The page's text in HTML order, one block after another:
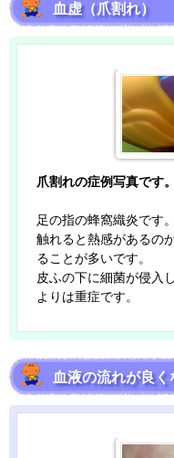
血虚（爪割れ）
爪割れの症例写真です。
足の指の蜂窩織炎です
触れると熱感があるの
ることが多いです。
皮ふの下に細菌が侵入
よりは重症です。
血液の流れが良